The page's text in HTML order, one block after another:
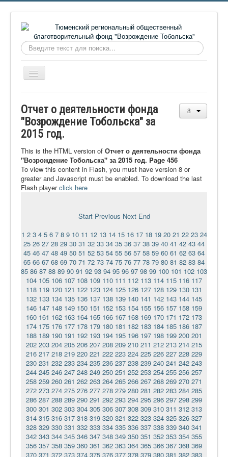
Искать...
Включить/
выключить
О фонде
Онлайн библиотека
Видеоматериалы
Контакты
Сайт проекта Достоевский
Отчет о деятельности фонда
"Возрождение Тобольска" за
2015 год.
This is the HTML version of Отчет о деятельности фонда
"Возрождение Тобольска" за 2015 год. Page 456
To view this content in Flash, you must have version 8 or
greater and Javascript must be enabled. To download the last
Flash playerclick here
Start Previous Next End
1 2 3 4 5 6 7 8 9 10 11 12 13 14 15 16 17 18 19 20 21 22 23 24
25 26 27 28 29 30 31 32 33 34 35 36 37 38 39 40 41 42 43 44
45 46 47 48 49 50 51 52 53 54 55 56 57 58 59 60 61 62 63 64
65 66 67 68 69 70 71 72 73 74 75 76 77 78 79 80 81 82 83 84
85 86 87 88 89 90 91 92 93 94 95 96 97 98 99 100 101 102 103
104 105 106 107 108 109 110 111 112 113 114 115 116 117
118 119 120 121 122 123 124 125 126 127 128 129 130 131
132 133 134 135 136 137 138 139 140 141 142 143 144 145
146 147 148 149 150 151 152 153 154 155 156 157 158 159
160 161 162 163 164 165 166 167 168 169 170 171 172 173
174 175 176 177 178 179 180 181 182 183 184 185 186 187
188 189 190 191 192 193 194 195 196 197 198 199 200 201
202 203 204 205 206 207 208 209 210 211 212 213 214 215
216 217 218 219 220 221 222 223 224 225 226 227 228 229
230 231 232 233 234 235 236 237 238 239 240 241 242 243
244 245 246 247 248 249 250 251 252 253 254 255 256 257
258 259 260 261 262 263 264 265 266 267 268 269 270 271
272 273 274 275 276 277 278 279 280 281 282 283 284 285
286 287 288 289 290 291 292 293 294 295 296 297 298 299
300 301 302 303 304 305 306 307 308 309 310 311 312 313
314 315 316 317 318 319 320 321 322 323 324 325 326 327
328 329 330 331 332 333 334 335 336 337 338 339 340 341
342 343 344 345 346 347 348 349 350 351 352 353 354 355
356 357 358 359 360 361 362 363 364 365 366 367 368 369
370 371 372 373 374 375 376 377 378 379 380 381 382 383